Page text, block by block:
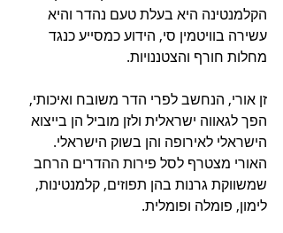
הקלמנטינה היא בעלת טעם נהדר והיא
עשירה בוויטמין סי, הידוע כמסייע כנגד
מחלות חורף והצטננויות.
זן אורי, הנחשב לפרי הדר משובח ואיכותי,
הפך לגאווה ישראלית ולזן מוביל הן בייצוא
הישראלי לאירופה והן בשוק הישראלי.
האורי מצטרף לסל פירות ההדרים הרחב
שמשווקת גרנות בהן תפוזים, קלמנטינות,
לימון, פומלה ופומלית.